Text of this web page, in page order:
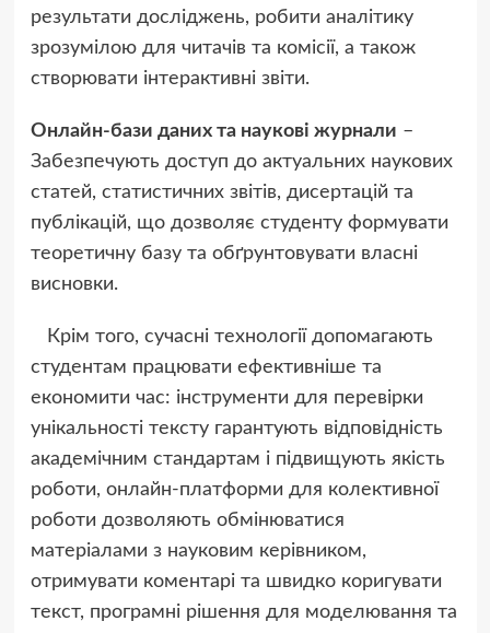
результати досліджень, робити аналітику
зрозумілою для читачів та комісії, а також
створювати інтерактивні звіти.
Онлайн-бази даних та наукові журнали –
Забезпечують доступ до актуальних наукових
статей, статистичних звітів, дисертацій та
публікацій, що дозволяє студенту формувати
теоретичну базу та обґрунтовувати власні
висновки.
Крім того, сучасні технології допомагають
студентам працювати ефективніше та
економити час: інструменти для перевірки
унікальності тексту гарантують відповідність
академічним стандартам і підвищують якість
роботи, онлайн-платформи для колективної
роботи дозволяють обмінюватися
матеріалами з науковим керівником,
отримувати коментарі та швидко коригувати
текст, програмні рішення для моделювання та